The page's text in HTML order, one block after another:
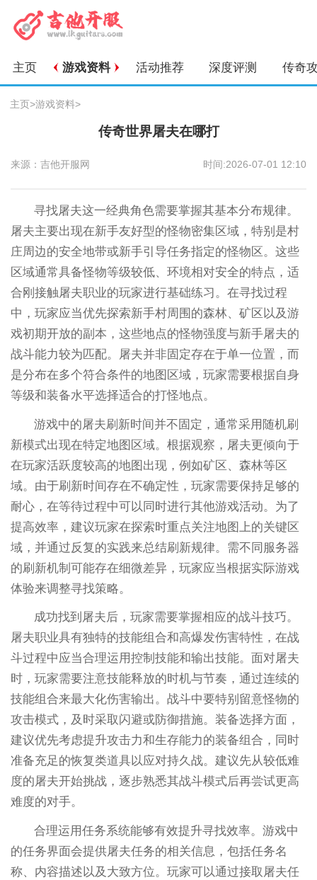
主页 游戏资料 活动推荐 深度评测 传奇
主页>游戏资料>
传奇世界屠夫在哪打
来源：吉他开服网 时间:2026-07-01 12:10
寻找屠夫这一经典角色需要掌握其基本分布规律。
屠夫主要出现在新手友好型的怪物密集区域，特别是村
庄周边的安全地带或新手引导任务指定的怪物区。这些
区域通常具备怪物等级较低、环境相对安全的特点，适
合刚接触屠夫职业的玩家进行基础练习。在寻找过程
中，玩家应当优先探索新手村周围的森林、矿区以及游
戏初期开放的副本，这些地点的怪物强度与新手屠夫的
战斗能力较为匹配。屠夫并非固定存在于单一位置，而
是分布在多个符合条件的地图区域，玩家需要根据自身
等级和装备水平选择适合的打怪地点。
游戏中的屠夫刷新时间并不固定，通常采用随机刷
新模式出现在特定地图区域。根据观察，屠夫更倾向于
在玩家活跃度较高的地图出现，例如矿区、森林等区
域。由于刷新时间存在不确定性，玩家需要保持足够的
耐心，在等待过程中可以同时进行其他游戏活动。为了
提高效率，建议玩家在探索时重点关注地图上的关键区
域，并通过反复的实践来总结刷新规律。需不同服务器
的刷新机制可能存在细微差异，玩家应当根据实际游戏
体验来调整寻找策略。
成功找到屠夫后，玩家需要掌握相应的战斗技巧。
屠夫职业具有独特的技能组合和高爆发伤害特性，在战
斗过程中应当合理运用控制技能和输出技能。面对屠夫
时，玩家需要注意技能释放的时机与节奏，通过连续的
技能组合来最大化伤害输出。战斗中要特别留意怪物的
攻击模式，及时采取闪避或防御措施。装备选择方面，
建议优先考虑提升攻击力和生存能力的装备组合，同时
准备充足的恢复类道具以应对持久战。建议先从较低难
度的屠夫开始挑战，逐步熟悉其战斗模式后再尝试更高
难度的对手。
合理运用任务系统能够有效提升寻找效率。游戏中
的任务界面会提供屠夫任务的相关信息，包括任务名
称、内容描述以及大致方位。玩家可以通过接取屠夫任